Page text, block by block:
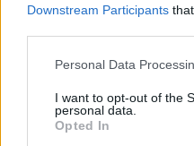
Downstream Participants
Please note that this
not limited to your visit or
grant or deny consent to
use your data for below
Personal Data
I want to opt-out of the
personal data.
Opted In
NAGY ERVIN